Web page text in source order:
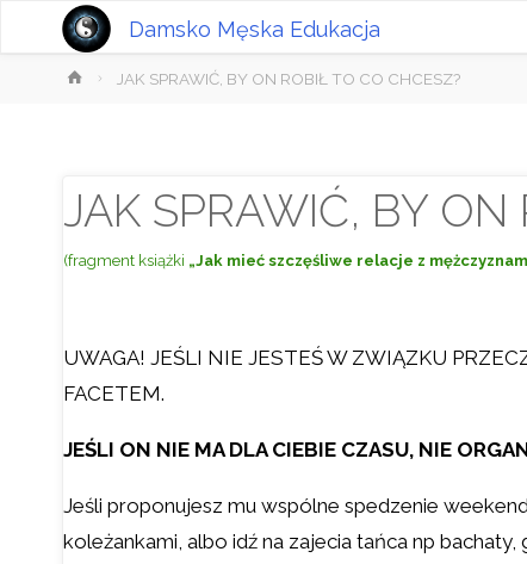
Damsko Męska Edukacja
StronaJAK SPRAWIĆ, BY ON ROBIŁ TO CO CHCESZ?
JAK SPRAWIĆ, BY
(fragment książki „Jak mieć szczęśliwe relacje z
UWAGA! JEŚLI NIE JESTEŚ W ZWIĄZKU
FACETEM.
JEŚLI ON NIE MA DLA CIEBIE CZASU, NIE
Jeśli proponujesz mu wspólne spedzenie
koleżankami, albo idź na zajecia tańca np